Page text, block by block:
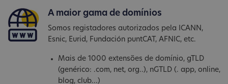
A maior gama de domínios
Somos registadores autorizados pela ICANN,
Esnic, Eurid, Fundación puntCAT, AFNIC, etc.
Mais de 1000 extensões de domínio, gTLD
(genérico: .com, net, org..), nGTLD (. app, online,
blog, club...)